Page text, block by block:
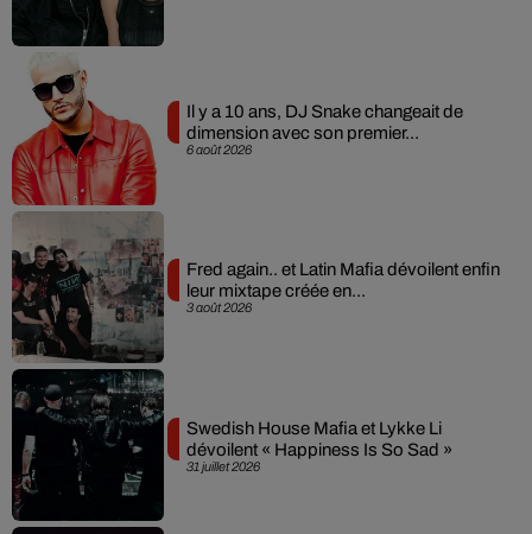
6 août 2026
Il y a 10 ans, DJ Snake changeait de
dimension avec son premier...
3 août 2026
Fred again.. et Latin Mafia dévoilent enfin
leur mixtape créée en...
31 juillet 2026
Swedish House Mafia et Lykke Li
dévoilent « Happiness Is So Sad »